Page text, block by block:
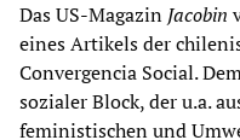
Das US-Magazin Jacobin
eines Artikels der
Convergencia Social.
sozialer Block, der u.a.
feministischen und